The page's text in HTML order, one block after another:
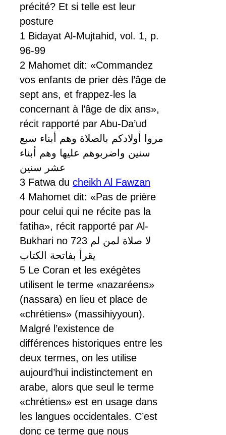
précité? Et si telle est leur
posture
1 Bidayat Al-Mujtahid, vol. 1, p.
96-99
2 Mahomet dit: «Commandez
vos enfants de prier dès l’âge de
sept ans, et frappez-les la
concernant à l’âge de dix ans»,
récit rapporté par Abu-Da’ud
مروا أولادكم بالصلاة وهم أبناء سبع
سنين واضربوهم عليها وهم أبناء
عشر سنين
3 Fatwa du cheikh Al Fawzan
4 Mahomet dit: «Pas de prière
pour celui qui ne récite pas la
fatiha», récit rapporté par Al-
Bukhari no 723 لا صلاة لمن لم
يقرأ بفاتحة الكتاب
5 Le Coran et les exégètes
utilisent le terme «nazaréens»
(nassara) en lieu et place de
«chrétiens» (massihiyyoun).
Malgré l’existence de
différences historiques entre les
deux termes, on les utilise
aujourd’hui indistinctement en
arabe, alors que seul le terme
«chrétiens» est en usage dans
les langues occidentales. C’est
donc ce terme que nous